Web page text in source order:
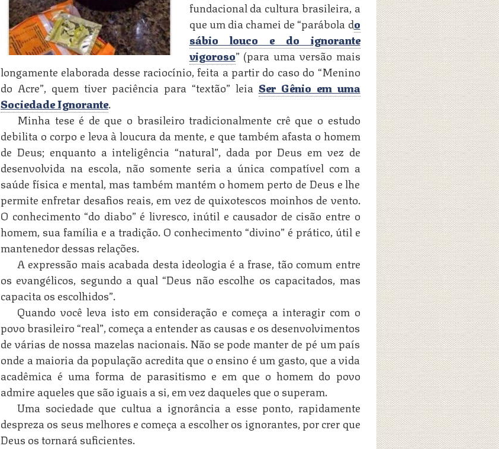
fundacional da cultura brasileira, a
que um dia chamei de “parábola do
sábio louco e do ignorante
vigoroso” (para uma versão mais
longamente elaborada desse raciocínio, feita a partir do caso do “Menino
do Acre”, quem tiver paciência para “textão” leia Ser Gênio em uma
Sociedade Ignorante.
Minha tese é de que o brasileiro tradicionalmente crê que o estudo
debilita o corpo e leva à loucura da mente, e que também afasta o homem
de Deus; enquanto a inteligência “natural”, dada por Deus em vez de
desenvolvida na escola, não somente seria a única compatível com a
saúde física e mental, mas também mantém o homem perto de Deus e lhe
permite enfretar desafios reais, em vez de quixotescos moinhos de vento.
O conhecimento “do diabo” é livresco, inútil e causador de cisão entre o
homem, sua família e a tradição. O conhecimento “divino” é prático, útil e
mantenedor dessas relações.
A expressão mais acabada desta ideologia é a frase, tão comum entre
os evangélicos, segundo a qual “Deus não escolhe os capacitados, mas
capacita os escolhidos”.
Quando você leva isto em consideração e começa a interagir com o
povo brasileiro “real”, começa a entender as causas e os desenvolvimentos
de várias de nossa mazelas nacionais. Não se pode manter de pé um país
onde a maioria da população acredita que o ensino é um gasto, que a vida
acadêmica é uma forma de parasitismo e em que o homem do povo
admire aqueles que são iguais a si, em vez daqueles que o superam.
Uma sociedade que cultua a ignorância a esse ponto, rapidamente
despreza os seus melhores e começa a escolher os ignorantes, por crer que
Deus os tornará suficientes.